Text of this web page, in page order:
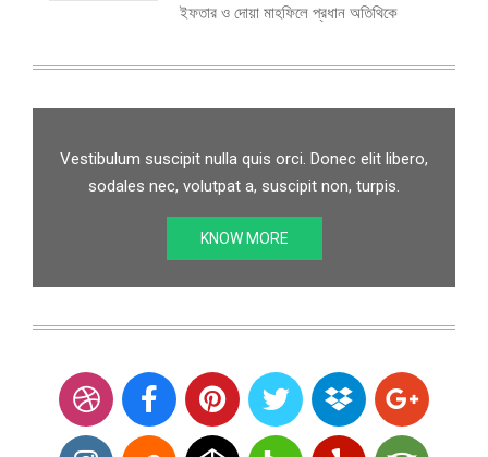
ইফতার ও দোয়া মাহফিলে প্রধান অতিথিকে
Vestibulum suscipit nulla quis orci. Donec elit libero,
sodales nec, volutpat a, suscipit non, turpis.
KNOW MORE